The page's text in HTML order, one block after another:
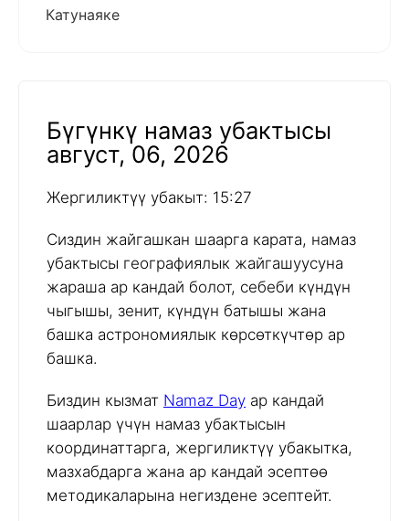
Катунаяке
Бүгүнкү намаз убактысы
август, 06, 2026
Жергиликтүү убакыт: 15:27
Сиздин жайгашкан шаарга карата, намаз
убактысы географиялык жайгашуусуна
жараша ар кандай болот, себеби күндүн
чыгышы, зенит, күндүн батышы жана
башка астрономиялык көрсөткүчтөр ар
башка.
Биздин кызмат Namaz Day ар кандай
шаарлар үчүн намаз убактысын
координаттарга, жергиликтүү убакытка,
мазхабдарга жана ар кандай эсептөө
методикаларына негиздене эсептейт.